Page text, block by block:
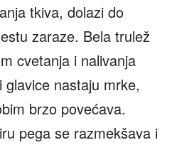
tkiva, dolazi do
zaraze. Bela trulež
cvetanja i nalivanja
nastaju mrke,
brzo povećava.
pega se razmekšava i